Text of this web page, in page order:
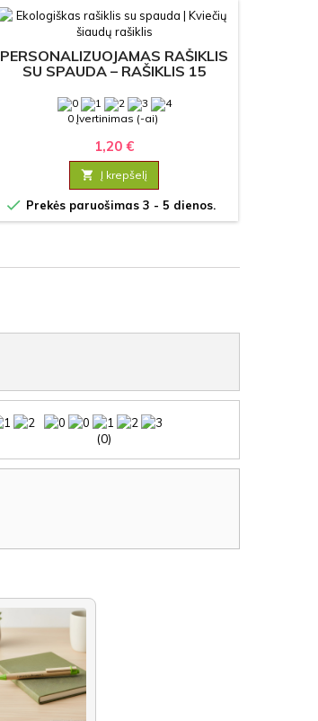
PERSONALIZUOJAMAS RAŠIKLIS
SU SPAUDA – RAŠIKLIS 15
0 Įvertinimas (-ai)
1,20 €
 Į krepšelį
 Prekės paruošimas 3 - 5 dienos.
(0)